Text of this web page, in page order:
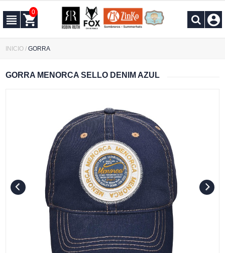
0
INICIO /GORRA
GORRA MENORCA SELLO DENIM AZUL